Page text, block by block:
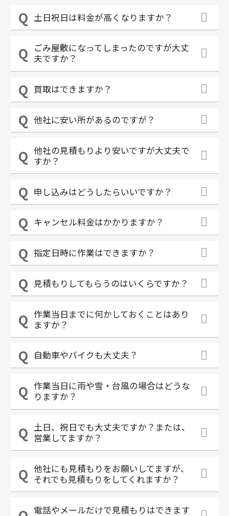
土日祝日は料金が高くなりますか？
ごみ屋敷になってしまったのですが大丈
夫ですか？
買取はできますか？
他社に安い所があるのですが？
他社の見積もりより安いですが大丈夫で
すか？
申し込みはどうしたらいいですか？
キャンセル料金はかかりますか？
指定日時に作業はできますか？
見積もりしてもらうのはいくらですか？
作業当日までに何かしておくことはあり
ますか？
自動車やバイクも大丈夫？
作業当日に雨や雪・台風の場合はどうな
りますか？
土日、祝日でも大丈夫ですか？または、
営業してますか？
他社にも見積もりをお願いしてますが、
それでも見積もりをしてくれますか？
電話やメールだけで見積もりはできます